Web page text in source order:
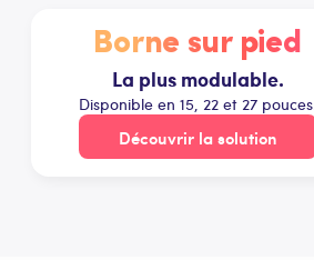
Borne sur pied
La plus modulable.
Disponible en 15, 22 et 27
Découvrir la solution